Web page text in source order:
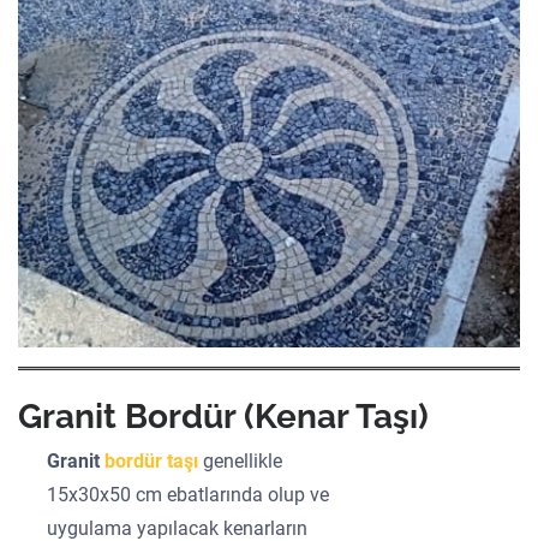
Granit Bordür (Kenar Taşı)
Granitbordür taşı genellikle
15x30x50 cm ebatlarında olup ve
uygulama yapılacak kenarların